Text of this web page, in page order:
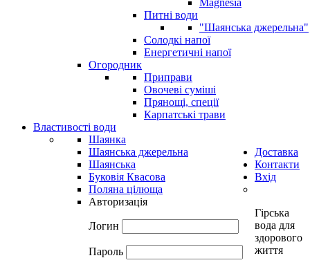
Magnesia
Питні води
"Шаянська джерельна"
Солодкі напої
Енергетичні напої
Огородник
Приправи
Овочеві суміші
Прянощі, спеції
Карпатські трави
Властивості води
Шаянка
Шаянська джерельна
Шаянська
Буковія Квасова
Поляна цілюща
Доставка
Контакти
Вхід
Авторизація
Логин
Пароль
Гірська
вода для
здорового
життя